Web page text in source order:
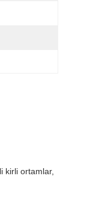
kirli ortamlar,